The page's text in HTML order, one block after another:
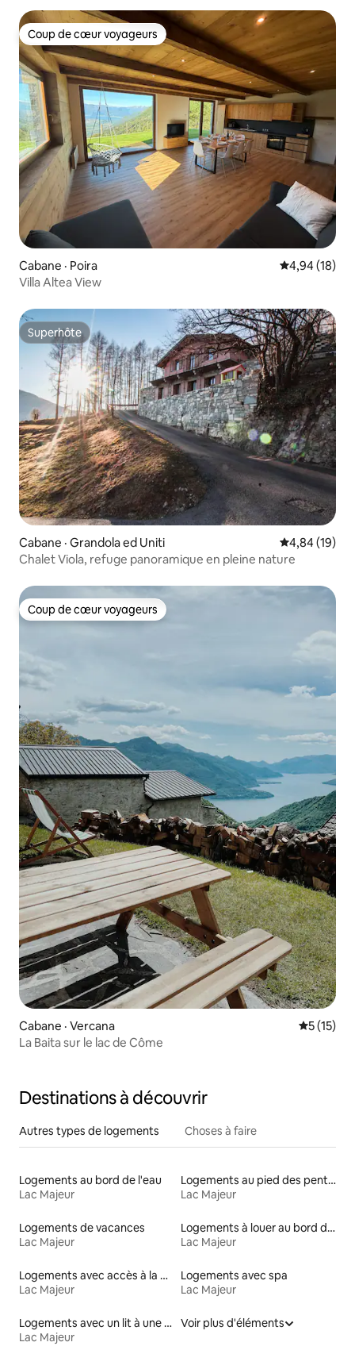
Coup de cœur voyageurs
Coup de cœur voyageurs
Cabane · Poira Note
4,94 (18)
Villa Altea View
Superhôte
Superhôte
Cabane · Grandola ed Uniti Note
4,84 (19)
Chalet Viola, refuge panoramique en pleine nature
Coup de cœur voyageurs
Coup de cœur voyageurs
Cabane · Vercana Note
5 (15)
La Baita sur le lac de Côme
Destinations à découvrir
Autres types de logements Choses à faire
Logements au bord de l'eau
Lac Majeur
Logements au pied des pentes à louer
Lac Majeur
Logements de vacances
Lac Majeur
Logements à louer au bord d'un lac
Lac Majeur
Logements avec accès à la plage
Lac Majeur
Logements avec spa
Lac Majeur
Logements avec un lit à une hauteur accessible
Lac Majeur
Voir plus d'éléments